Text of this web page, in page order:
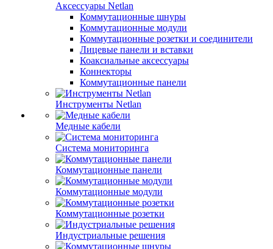
Аксессуары Netlan
Коммутационные шнуры
Коммутационные модули
Коммутационные розетки и соединители
Лицевые панели и вставки
Коаксиальные аксессуары
Коннекторы
Коммутационные панели
Инструменты Netlan
Медные кабели
Система мониторинга
Коммутационные панели
Коммутационные модули
Коммутационные розетки
Индустриальные решения